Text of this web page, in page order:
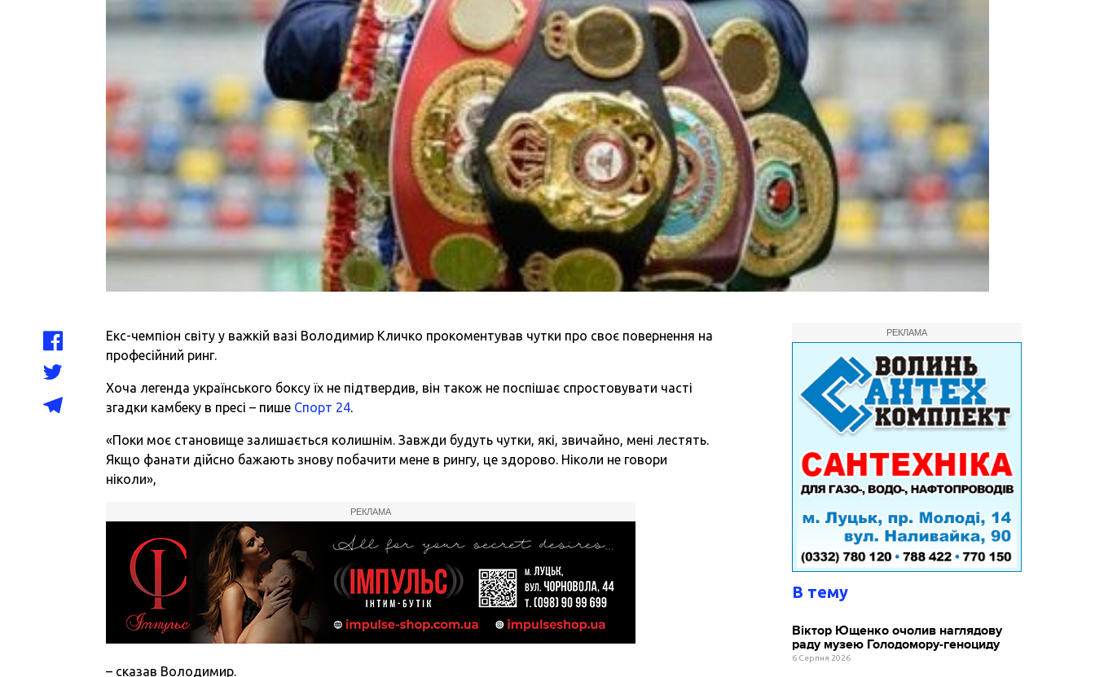
Екс-чемпіон світу у важкій вазі Володимир Кличко прокоментував чутки про своє повернення на
професійний ринг.
Хоча легенда українського боксу їх не підтвердив, він також не поспішає спростовувати часті
згадки камбеку в пресі – пише Спорт 24.
«Поки моє становище залишається колишнім. Завжди будуть чутки, які, звичайно, мені лестять.
Якщо фанати дійсно бажають знову побачити мене в рингу, це здорово. Ніколи не говори
ніколи»,
РЕКЛАМА
– сказав Володимир.
РЕКЛАМА
В тему
Віктор Ющенко очолив наглядову
раду музею Голодомору-геноциду
6 Серпня 2026